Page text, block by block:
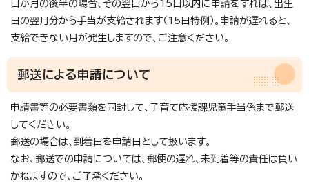
日が月の後半の場合、その翌日から15日以内に申請をすれば、出生
日の翌月分から手当が支給されます（15日特例）。申請が遅れると、
支給できない月が発生しますので、ご注意ください。
郵送による申請について
申請書等の必要書類を同封して、子育て応援課児童手当係まで郵送
してください。
郵送の場合は、到着日を申請日として扱います。
なお、郵送での申請については、郵便の遅れ、未到着等の責任は負い
かねますので、ご了承ください。